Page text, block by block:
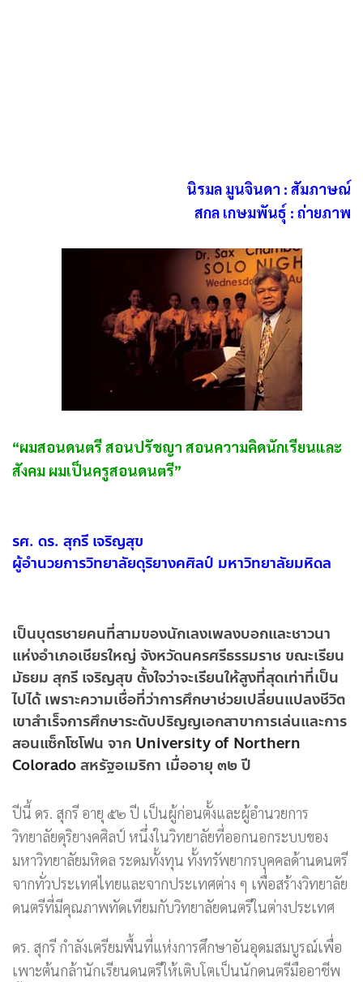
นิรมล มูนจินดา : สัมภาษณ์
สกล เกษมพันธุ์ : ถ่ายภาพ
“ผมสอนดนตรี สอนปรัชญา สอนความคิดนักเรียนและ
สังคม ผมเป็นครูสอนดนตรี”
รศ. ดร. สุกรี เจริญสุข
ผู้อำนวยการวิทยาลัยดุริยางคศิลป์ มหาวิทยาลัยมหิดล
เป็นบุตรชายคนที่สามของนักเลงเพลงบอกและชาวนา
แห่งอำเภอเชียรใหญ่ จังหวัดนครศรีธรรมราช ขณะเรียน
มัธยม สุกรี เจริญสุข ตั้งใจว่าจะเรียนให้สูงที่สุดเท่าที่เป็น
ไปได้ เพราะความเชื่อที่ว่าการศึกษาช่วยเปลี่ยนแปลงชีวิต
เขาสำเร็จการศึกษาระดับปริญญเอกสาขาการเล่นและการ
สอนแซ็กโซโฟน จาก University of Northern
Coloradoสหรัฐอเมริกา เมื่ออายุ ๓๒ ปี
ปีนี้ ดร. สุกรี อายุ ๕๒ ปี เป็นผู้ก่อนตั้งและผู้อำนวยการ
วิทยาลัยดุริยางคศิลป์ หนึ่งในวิทยาลัยที่ออกนอกระบบของ
มหาวิทยาลัยมหิดล ระดมทั้งทุน ทั้งทรัพยากรบุคคลด้านดนตรี
จากทั่วประเทศไทยและจากประเทศต่าง ๆ เพื่อสร้างวิทยาลัย
ดนตรีที่มีคุณภาพทัดเทียมกับวิทยาลัยดนตรีในต่างประเทศ
ดร. สุกรี กำลังเตรียมพื้นที่แห่งการศึกษาอันอุดมสมบูรณ์เพื่อ
เพาะต้นกล้านักเรียนดนตรีให้เติบโตเป็นนักดนตรีมืออาชีพ